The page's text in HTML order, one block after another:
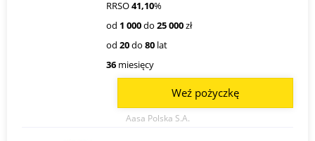
RRSO41,10%
od 1 000do 25 000zł
od 20do 80 lat
36 miesięcy
Aasa Polska S.A.
Weź pożyczkę